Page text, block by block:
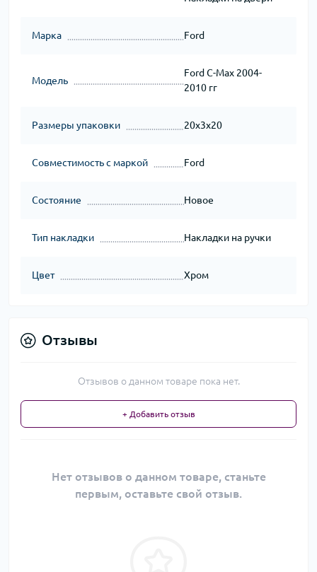
Марка Ford
Модель
Ford C-Max 2004-
2010 гг
Размеры упаковки 20x3x20
Совместимость с маркой Ford
Состояние Новое
Тип накладки Накладки на ручки
Цвет Хром
Отзывы
Отзывов о данном товаре пока нет.
+ Добавить отзыв
Нет отзывов о данном товаре, станьте
первым, оставьте свой отзыв.